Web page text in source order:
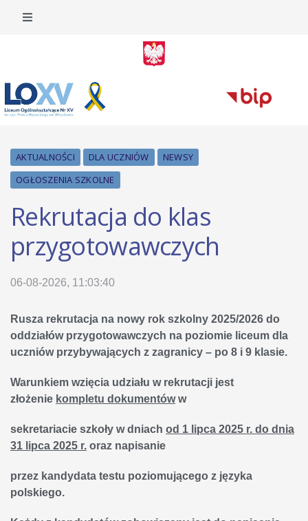
AKTUALNOŚCI DLA UCZNIÓW
NEWSY
OGŁOSZENIA SZKOLNE
Rekrutacja do klas
przygotowawczych
06-08-2026, 11:03:40
Rusza rekrutacja na nowy rok szkolny 2025/2026 do
oddziałów przygotowawczych na poziomie liceum dla
uczniów przybywających z zagranicy – po 8 i 9 klasie.
Warunkiem wzięcia udziału w rekrutacji jest
złożenie kompletu dokumentóww
sekretariacie szkoły w dniach od 1 lipca 2025 r. do dnia
31 lipca 2025 r. oraz napisanie
przez kandydata testu poziomującego z języka
polskiego.